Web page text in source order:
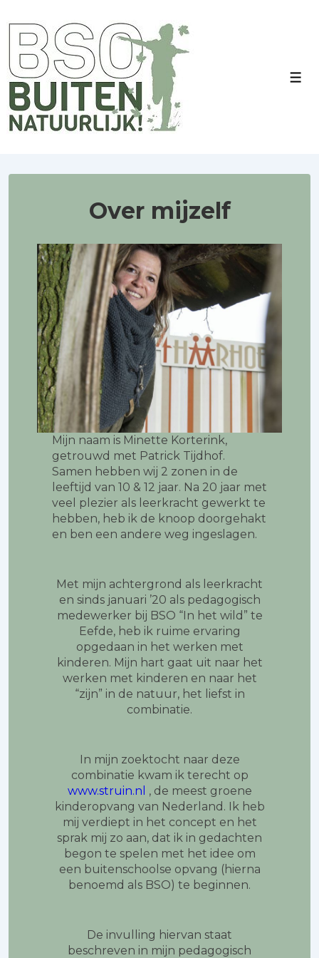
Doorgaan
naar
hoofdinhoud
Over mijzelf
Mijn naam is Minette Korterink,
getrouwd met Patrick Tijdhof.
Samen hebben wij 2 zonen in de
leeftijd van 10 & 12 jaar. Na 20 jaar met
veel plezier als leerkracht gewerkt te
hebben, heb ik de knoop doorgehakt
en ben een andere weg ingeslagen.
Met mijn achtergrond als leerkracht
en sinds januari ’20 als pedagogisch
medewerker bij BSO “In het wild” te
Eefde, heb ik ruime ervaring
opgedaan in het werken met
kinderen. Mijn hart gaat uit naar het
werken met kinderen en naar het
“zijn” in de natuur, het liefst in
combinatie.
In mijn zoektocht naar deze
combinatie kwam ik terecht op
www.struin.nl , de meest groene
kinderopvang van Nederland. Ik heb
mij verdiept in het concept en het
sprak mij zo aan, dat ik in gedachten
begon te spelen met het idee om
een buitenschoolse opvang (hierna
benoemd als BSO) te beginnen.
De invulling hiervan staat
beschreven in mijn pedagogisch